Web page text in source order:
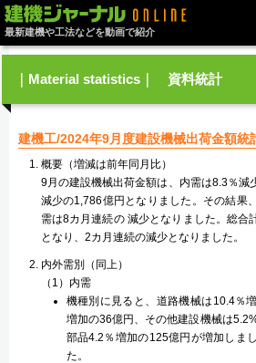
最新建機や工法などを動画で紹介
｜Material statistics｜ 資料統計
建機工/2024年9月度建設機械出荷金額統
概要（増減は前年同月比）
9月の建設機械出荷金額は、内需は8.3％減
減少の1,786億円となりました。その結果
需は8カ月連続の 減少となりました。総合
となり、2カ月連続の減少となりました。
内外需別（同上）
（1）内需
機種別に見ると、道路機械は10.4％
増加の36億円、その他建設機械は
部品4.2％増加の125億円が増加しま
た。